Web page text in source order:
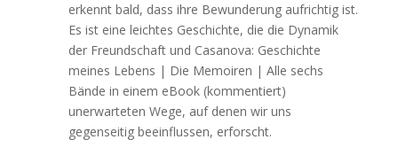
erkennt bald, dass ihre Bewunderung aufrichtig ist.
Es ist eine leichtes Geschichte, die die Dynamik
der Freundschaft und Casanova: Geschichte
meines Lebens | Die Memoiren | Alle sechs
Bände in einem eBook (kommentiert)
unerwarteten Wege, auf denen wir uns
gegenseitig beeinflussen, erforscht.